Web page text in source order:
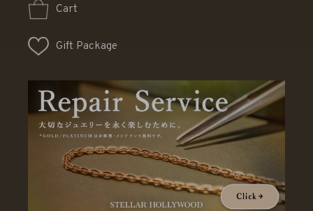
Cart
Gift Package